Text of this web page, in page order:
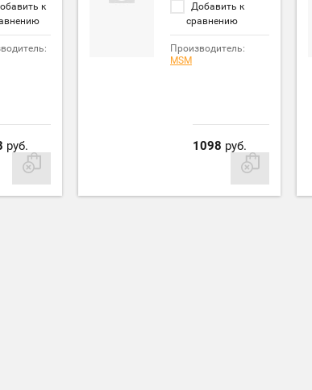
к
руб.
Добавить к
сравнению
Производитель:
MSM
1098 руб.